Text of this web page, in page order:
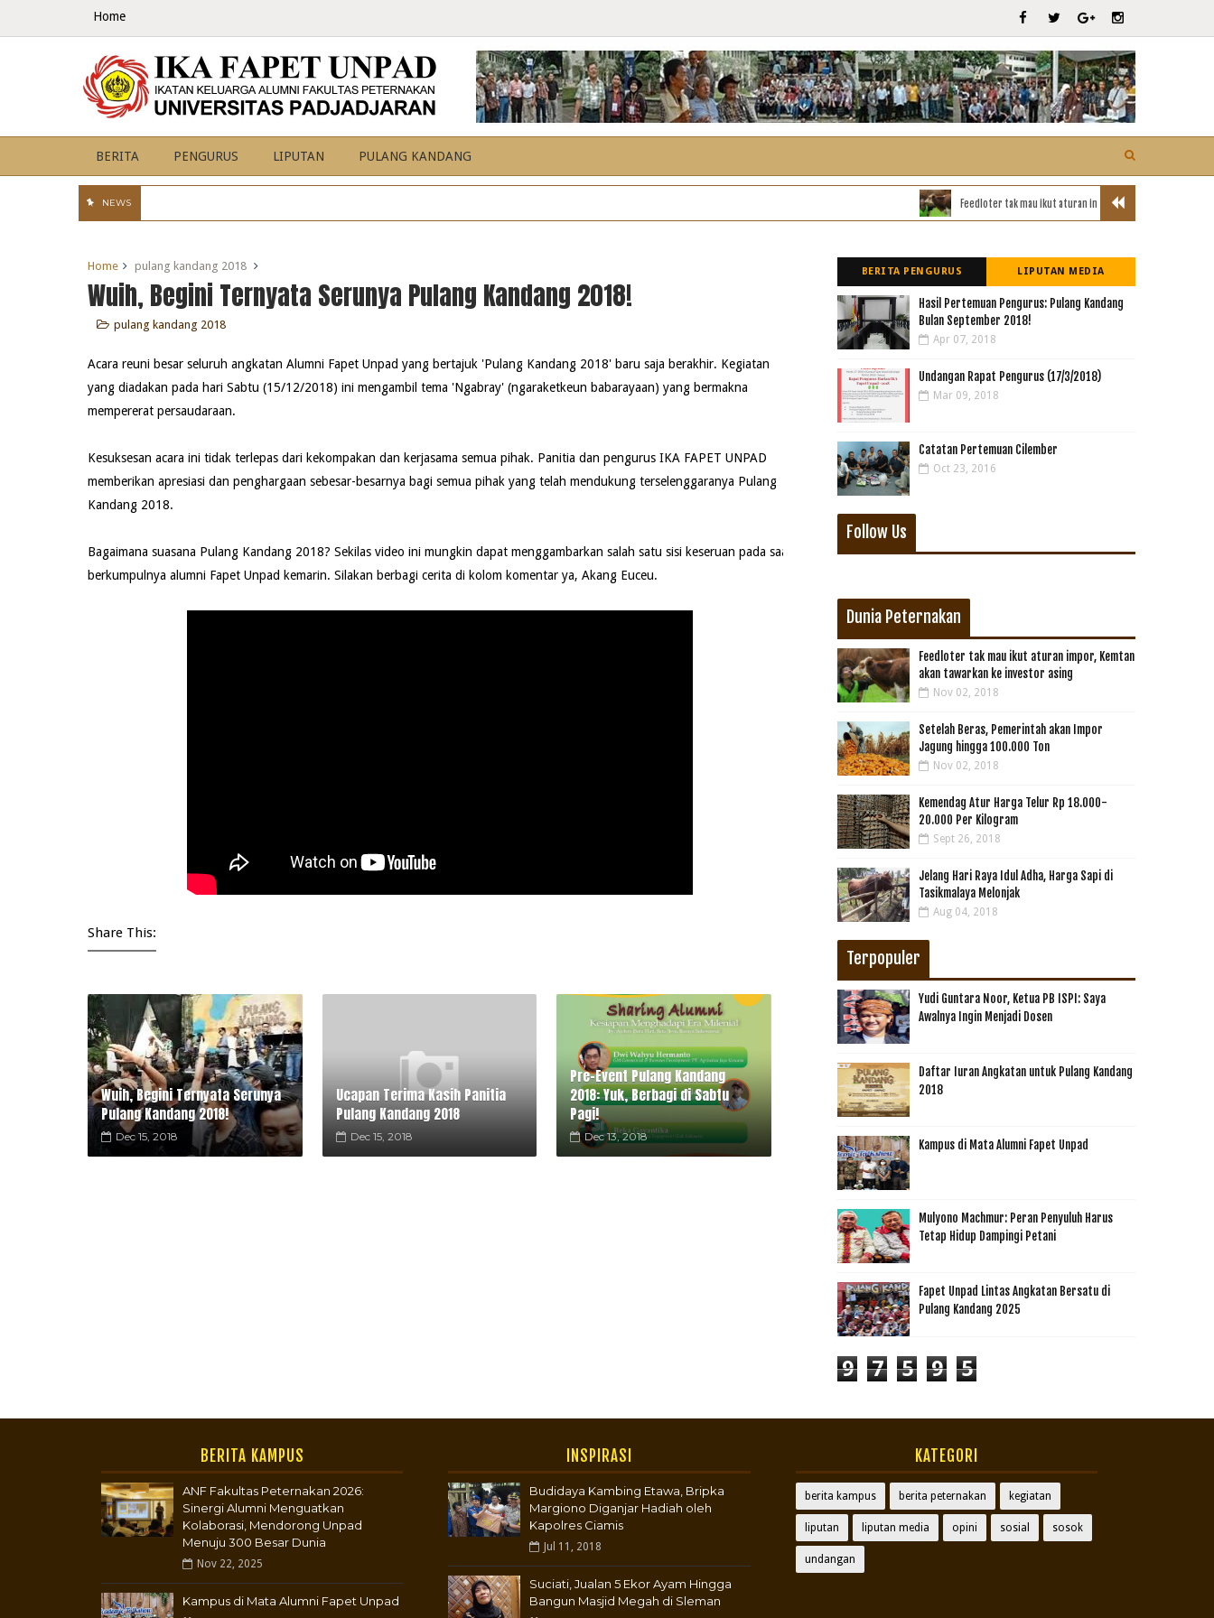
Home
BERITA PENGURUS LIPUTAN PULANG KANDANG
NEWS Feedloter tak mau ikut aturan impor, Kemtan akan tawarkan ke
Home pulang kandang 2018
Wuih, Begini Ternyata Serunya Pulang Kandang 2018!
pulang kandang 2018
Acara reuni besar seluruh angkatan Alumni Fapet Unpad yang bertajuk 'Pulang Kandang 2018' baru saja berakhir. Kegiatan
yang diadakan pada hari Sabtu (15/12/2018) ini mengambil tema 'Ngabray' (ngaraketkeun babarayaan) yang bermakna
mempererat persaudaraan.
Kesuksesan acara ini tidak terlepas dari kekompakan dan kerjasama semua pihak. Panitia dan pengurus IKA FAPET UNPAD
memberikan apresiasi dan penghargaan sebesar-besarnya bagi semua pihak yang telah mendukung terselenggaranya Pulang
Kandang 2018.
Bagaimana suasana Pulang Kandang 2018? Sekilas video ini mungkin dapat menggambarkan salah satu sisi keseruan pada saat
berkumpulnya alumni Fapet Unpad kemarin. Silakan berbagi cerita di kolom komentar ya, Akang Euceu.
Share This:
Wuih, Begini Ternyata Serunya
Pulang Kandang 2018!
Dec 15, 2018
Ucapan Terima Kasih Panitia
Pulang Kandang 2018
Dec 15, 2018
Pre-Event Pulang Kandang
2018: Yuk, Berbagi di Sabtu
Pagi!
Dec 13, 2018
BERITA PENGURUS LIPUTAN MEDIA
Hasil Pertemuan Pengurus: Pulang Kandang
Bulan September 2018!
Apr 07, 2018
Undangan Rapat Pengurus (17/3/2018)
Mar 09, 2018
Catatan Pertemuan Cilember
Oct 23, 2016
Follow Us
Dunia Peternakan
Feedloter tak mau ikut aturan impor, Kemtan
akan tawarkan ke investor asing
Nov 02, 2018
Setelah Beras, Pemerintah akan Impor
Jagung hingga 100.000 Ton
Nov 02, 2018
Kemendag Atur Harga Telur Rp 18.000-
20.000 Per Kilogram
Sept 26, 2018
Jelang Hari Raya Idul Adha, Harga Sapi di
Tasikmalaya Melonjak
Aug 04, 2018
Terpopuler
Yudi Guntara Noor, Ketua PB ISPI: Saya
Awalnya Ingin Menjadi Dosen
Daftar Iuran Angkatan untuk Pulang Kandang
2018
Kampus di Mata Alumni Fapet Unpad
Mulyono Machmur: Peran Penyuluh Harus
Tetap Hidup Dampingi Petani
Fapet Unpad Lintas Angkatan Bersatu di
Pulang Kandang 2025
9 7 5 9 5
BERITA KAMPUS
ANF Fakultas Peternakan 2026:
Sinergi Alumni Menguatkan
Kolaborasi, Mendorong Unpad
Menuju 300 Besar Dunia
Nov 22, 2025
Kampus di Mata Alumni Fapet Unpad
INSPIRASI
Budidaya Kambing Etawa, Bripka
Margiono Diganjar Hadiah oleh
Kapolres Ciamis
Jul 11, 2018
Suciati, Jualan 5 Ekor Ayam Hingga
Bangun Masjid Megah di Sleman
KATEGORI
berita kampus berita peternakan kegiatan
liputan liputan media opini sosial sosok
undangan